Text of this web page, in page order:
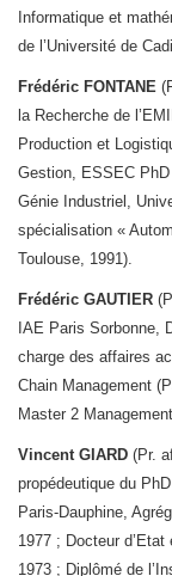
Informatique et
de l’Université de
Frédéric FONTANE
la Recherche de
Production et
Gestion, ESSEC
Génie Industriel,
spécialisation «
Toulouse, 1991).
Frédéric GAUTIER
IAE Paris Sorbonne,
charge des affaires
Chain Management
Master 2
Vincent GIARD (Pr.
propédeutique du
Paris-Dauphine,
1977 ; Docteur
1973 ; Diplômé de